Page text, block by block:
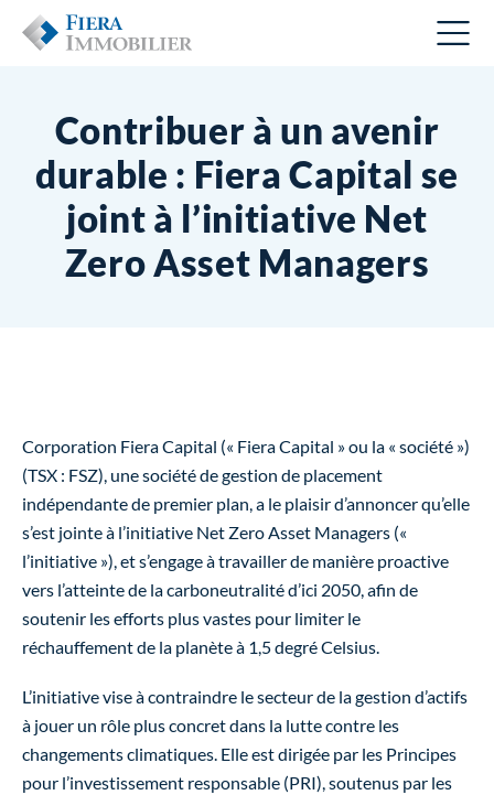
Contribuer à un avenir
durable : Fiera Capital se
joint à l’initiative Net
Zero Asset Managers
Corporation Fiera Capital (« Fiera Capital » ou la « société »)
(TSX : FSZ), une société de gestion de placement
indépendante de premier plan, a le plaisir d’annoncer qu’elle
s’est jointe à l’initiative Net Zero Asset Managers («
l’initiative »), et s’engage à travailler de manière proactive
vers l’atteinte de la carboneutralité d’ici 2050, afin de
soutenir les efforts plus vastes pour limiter le
réchauffement de la planète à 1,5 degré Celsius.
L’initiative vise à contraindre le secteur de la gestion d’actifs
à jouer un rôle plus concret dans la lutte contre les
changements climatiques. Elle est dirigée par les Principes
pour l’investissement responsable (PRI), soutenus par les